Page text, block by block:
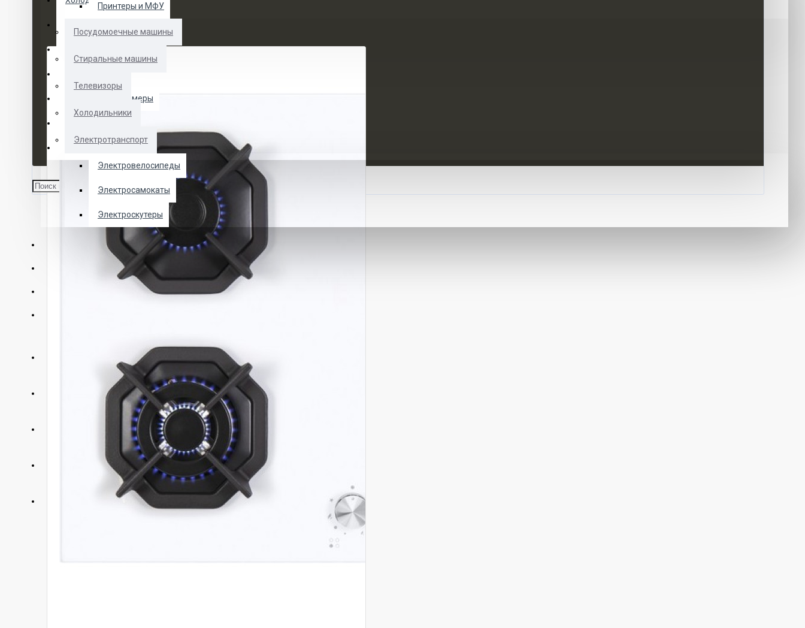
Морозильные камеры
Телевизоры
Принтеры и МФУ
Посудомоечные машины
Стиральные машины
Телевизоры
Холодильники
Электротранспорт
Электровелосипеды
Электросамокаты
Электроскутеры
+375 29 377 88 33 Бытовая техника и ТВ
+375 33 673 17 31 Бытовая техника и ТВ
+375 25 673 17 31 Компьютерная техника
+375 29 677 54 10 Электротранспорт
+375 33 653 41 34 Электротранспорт